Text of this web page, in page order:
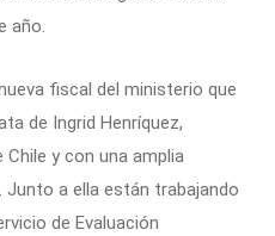
año.
fiscal del ministerio que
de Ingrid Henríquez,
Chile y con una amplia
Junto a ella están trabajando
de Evaluación